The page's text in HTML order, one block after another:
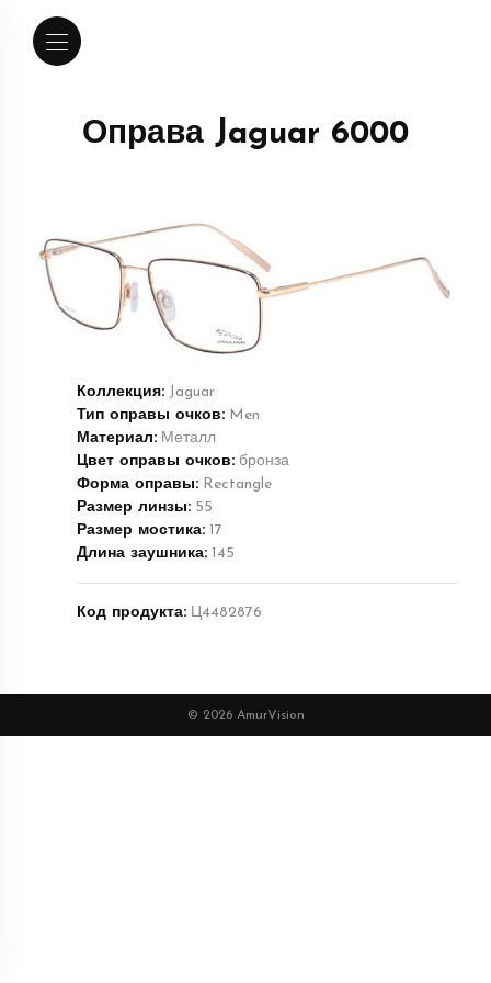
Оправа Jaguar 6000
Коллекция: Jaguar
Тип оправы очков: Men
Материал: Металл
Цвет оправы очков: бронза
Форма оправы: Rectangle
Размер линзы: 55
Размер мостика: 17
Длина заушника: 145
Код продукта: Ц4482876
© 2026 AmurVision